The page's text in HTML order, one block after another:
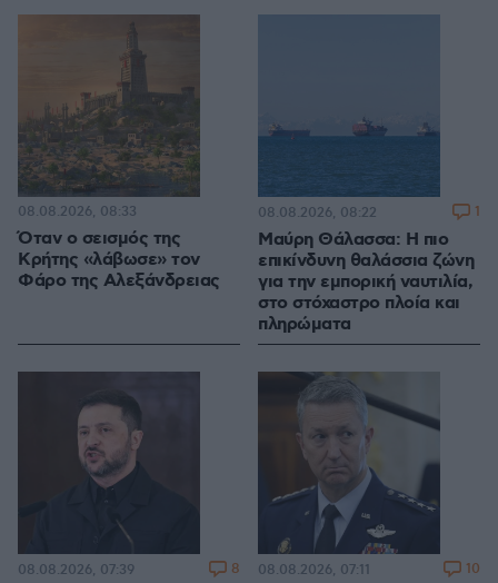
Όταν ο σεισμός της
Κρήτης «λάβωσε» τον
Φάρο της Αλεξάνδρειας
08.08.2026, 08:33
Μαύρη Θάλασσα: Η πιο
επικίνδυνη θαλάσσια ζώνη
για την εμπορική ναυτιλία,
στο στόχαστρο πλοία και
πληρώματα
08.08.2026, 08:22 1
08.08.2026, 07:39 8 08.08.2026, 07:11 10